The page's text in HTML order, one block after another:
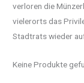
verloren die
vielerorts das
Stadtrats wieder
Keine Produkte